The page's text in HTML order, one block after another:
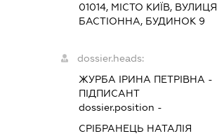
01014, МІСТО КИЇВ, ВУЛИЦЯ
БАСТІОННА, БУДИНОК 9
dossier.heads:
ЖУРБА ІРИНА ПЕТРІВНА -
ПІДПИСАНТ
dossier.position -
СРІБРАНЕЦЬ НАТАЛІЯ